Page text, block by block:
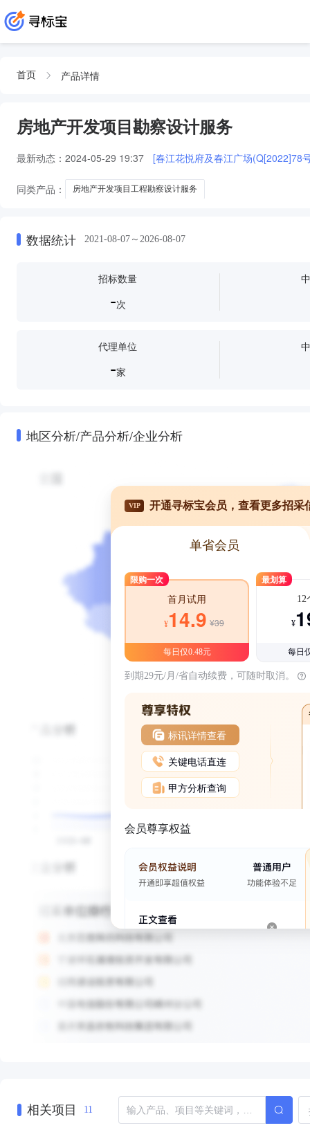
首页 产品详情
房地产开发项目勘察设计服务
最新动态： 2024-05-29 19:37
同类产品： 房地产开发项目工程勘察设计服务
数据统计 2021-08-07～2026-08-07
招标数量
-次
代理单位
-家
地区分析/产品分析/企业分析
VIP 开通寻标宝会员，查看更多招采
单省会员
限购一次
首月试用
¥14.9 ¥39
每日仅0.48元
最划算
12
¥
每日
到期29元/月/省自动续费，可随时取消。
标讯详情查看
关键电话直连
甲方分析查询
会员尊享权益
相关项目 11